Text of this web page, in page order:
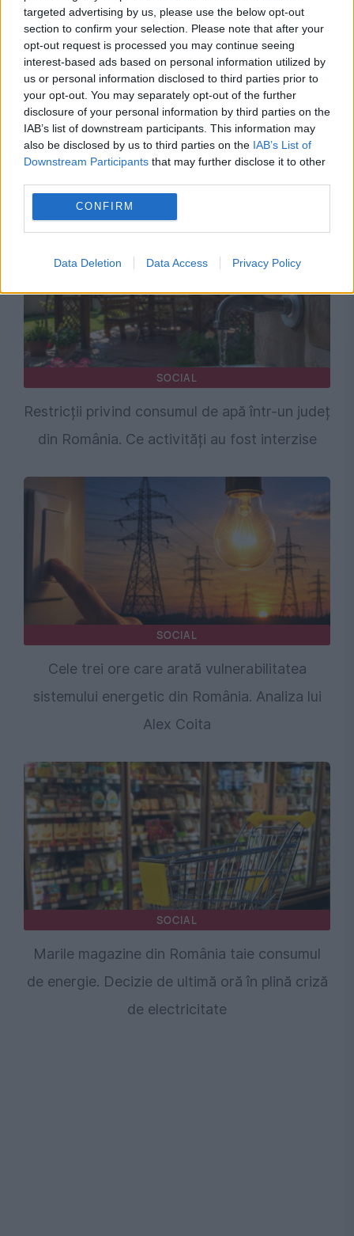
targeted advertising by us, please use the below opt-out
section to confirm your selection. Please note that after your
opt-out request is processed you may continue seeing
interest-based ads based on personal information utilized by
us or personal information disclosed to third parties prior to
your opt-out. You may separately opt-out of the further
disclosure of your personal information by third parties on the
IAB’s list of downstream participants. This information may
also be disclosed by us to third parties on the IAB’s List of
Downstream Participants that may further disclose it to other
CONFIRM
Data Deletion Data Access Privacy Policy
POLITICA
PSD cere activarea mecanismului european
de urgență pentru energie și susține
menținerea centralelor pe cărbune. Critici la
adresa lui Bolojan
SOCIAL
Restricții privind consumul de apă într-un județ
din România. Ce activități au fost interzise
SOCIAL
Cele trei ore care arată vulnerabilitatea
sistemului energetic din România. Analiza lui
Alex Coita
SOCIAL
Marile magazine din România taie consumul
de energie. Decizie de ultimă oră în plină criză
de electricitate